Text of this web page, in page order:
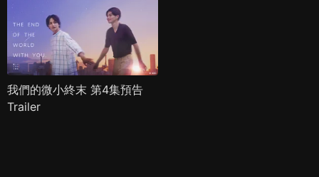
我們的微小終末 第4集預告
Trailer